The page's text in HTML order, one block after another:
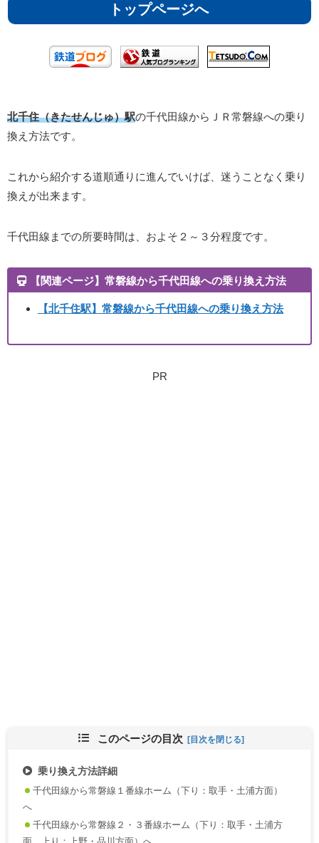
トップページへ
北千住（きたせんじゅ）駅の千代田線からＪＲ常磐線への乗り
換え方法です。
これから紹介する道順通りに進んでいけば、迷うことなく乗り
換えが出来ます。
千代田線までの所要時間は、およそ２～３分程度です。
【関連ページ】常磐線から千代田線への乗り換え方法
【北千住駅】 常磐線から千代田線への乗り換え方法
PR
このページの目次
乗り換え方法詳細
千代田線から常磐線１番線ホーム（下り：取手・土浦方面）
へ
千代田線から常磐線２・３番線ホーム（下り：取手・土浦方